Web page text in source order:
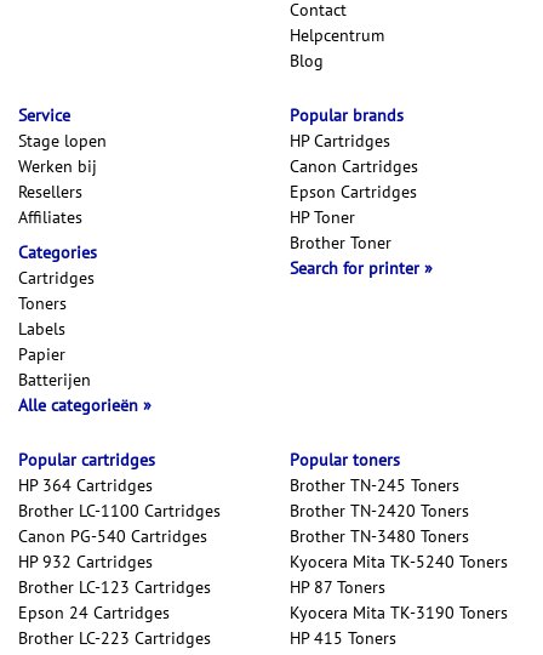
Contact
Helpcentrum
Blog
Service
Stage lopen
Werken bij
Resellers
Affiliates
Categories
Cartridges
Toners
Labels
Papier
Batterijen
Alle categorieën
Popular cartridges
HP 364 Cartridges
Brother LC-1100 Cartridges
Canon PG-540 Cartridges
HP 932 Cartridges
Brother LC-123 Cartridges
Epson 24 Cartridges
Brother LC-223 Cartridges
Popular toners
Brother TN-245 Toners
Brother TN-2420 Toners
Brother TN-3480 Toners
Kyocera Mita TK-5240 Toners
HP 87 Toners
Kyocera Mita TK-3190 Toners
HP 415 Toners
Popular brands
HP Cartridges
Canon Cartridges
Epson Cartridges
HP Toner
Brother Toner
Search for printer